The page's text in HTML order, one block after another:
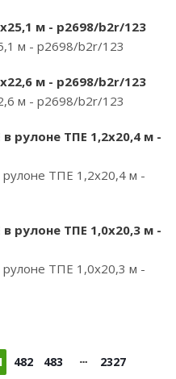
м - p2698/b2r/123
м - p2698/b2r/123
м - p2698/b2r/123
м - p2698/b2r/123
рулоне ТПЕ 1,2х20,4 м -
рулоне ТПЕ 1,2х20,4 м -
рулоне ТПЕ 1,0х20,3 м -
рулоне ТПЕ 1,0х20,3 м -
482 483 2327